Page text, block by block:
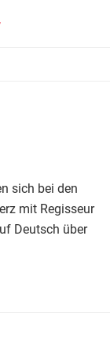
sich bei den
mit Regisseur
Deutsch über